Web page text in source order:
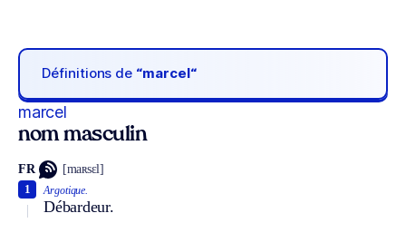
Définitions de “marcel“
marcel
nom masculin
FR [maʀsɛl]
Argotique.
Débardeur.
1